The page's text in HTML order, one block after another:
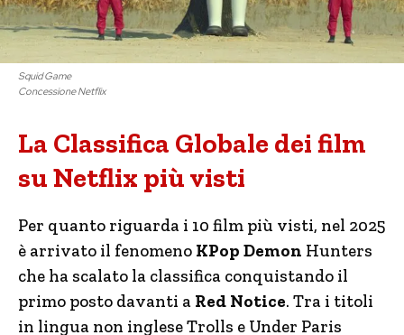
Squid Game
Concessione Netflix
La Classifica Globale dei film
su Netflix più visti
Per quanto riguarda i 10 film più visti, nel 2025
è arrivato il fenomeno KPop Demon Hunters
che ha scalato la classifica conquistando il
primo posto davanti a Red Notice. Tra i titoli
in lingua non inglese Trolls e Under Paris